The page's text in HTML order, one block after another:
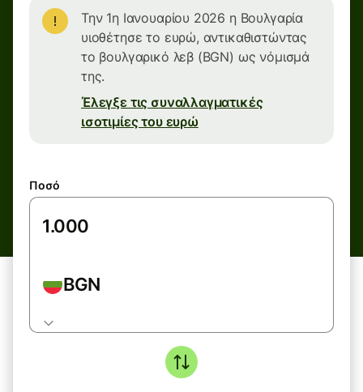
Την 1η Ιανουαρίου 2026 η Βουλγαρία
υιοθέτησε το ευρώ, αντικαθιστώντας
το βουλγαρικό λεβ (BGN) ως νόμισμά
της.
Έλεγξε τις συναλλαγματικές
ισοτιμίες του ευρώ
Ποσό
BGN